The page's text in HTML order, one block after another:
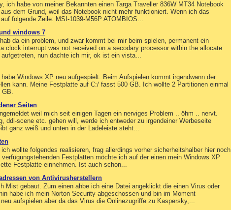
ich habe von meiner Bekannten einen Targa Traveller 836W MT34 Notebook
dem Grund, weil das Notebook nicht mehr funktioniert. Wenn ich das
folgende Zeile: MSI-1039-M56P ATOMBIOS...
windows 7
da ein problem, und zwar kommt bei mir beim spielen, permanent ein
clock interrupt was not received on a secodary processor within the allocate
nun dachte ich mir, ok ist ein vista...
Windows XP neu aufgespielt. Beim Aufspielen kommt irgendwann der
kann. Meine Festplatte auf C:/ fasst 500 GB. Ich wollte 2 Partitionen einmal
GB.
Seiten
weil mich seit einigen Tagen ein nerviges Problem .. öhm .. nervt.
ddl-scene etc. gehen will, werde ich entweder zu irgendeiner Werbeseite
ganz weiß und unten in der Ladeleiste steht...
wollte folgendes realisieren, frag allerdings vorher sicherheitshalber hier noch
Festplatten möchte ich auf der einen mein Windows XP
Festplatte einnehmen. Ist auch schon...
von Antivirusherstellern
Mist gebaut. Zum einen ahbe ich eine Datei angeklickt die einen Virus oder
habe ich mein Norton Security abgeschossen und bin im Moment
aufspielen aber da das Virus die Onlinezugriffe zu Kaspersky,...